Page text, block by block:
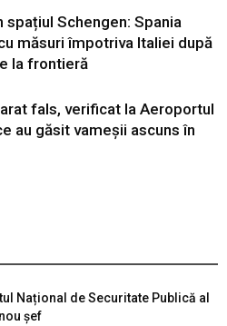
spațiul Schengen: Spania
măsuri împotriva Italiei după
la frontieră
fals, verificat la Aeroportul
au găsit vameșii ascuns în
Național de Securitate Publică al
șef